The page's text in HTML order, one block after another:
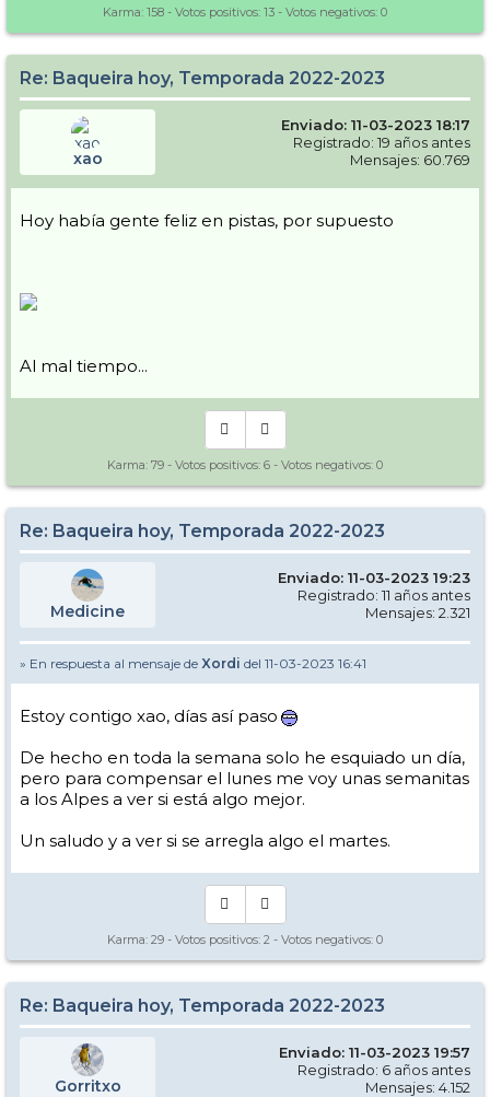
Karma: 158 - Votos positivos: 13 - Votos negativos: 0
Re: Baqueira hoy, Temporada 2022-2023
xao
Enviado: 11-03-2023 18:17
Registrado: 19 años antes
Mensajes: 60.769
Hoy había gente feliz en pistas, por supuesto
Al mal tiempo...
Karma: 79 - Votos positivos: 6 - Votos negativos: 0
Re: Baqueira hoy, Temporada 2022-2023
Medicine
Enviado: 11-03-2023 19:23
Registrado: 11 años antes
Mensajes: 2.321
» En respuesta al mensaje de Xordi del 11-03-2023 16:41
Estoy contigo xao, días así paso
De hecho en toda la semana solo he esquiado un día,
pero para compensar el lunes me voy unas semanitas
a los Alpes a ver si está algo mejor.
Un saludo y a ver si se arregla algo el martes.
Karma: 29 - Votos positivos: 2 - Votos negativos: 0
Re: Baqueira hoy, Temporada 2022-2023
Gorritxo
Enviado: 11-03-2023 19:57
Registrado: 6 años antes
Mensajes: 4.152